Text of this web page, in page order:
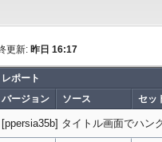
更新: 昨日 16:17
レポート
バージョン
ソース セッ
[ppersia35b] タイトル画面でハン